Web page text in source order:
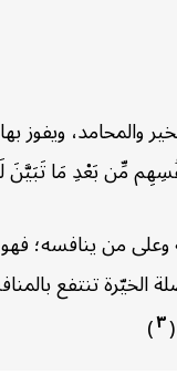
ويفوز بها
مِّن بَعْدِ مَا
من ينافسه؛
الخيّرة تنتفع
٣)